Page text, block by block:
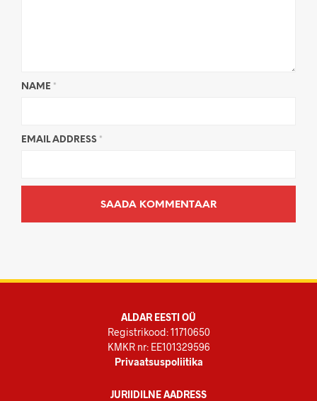
NAME *
EMAIL ADDRESS *
ALDAR EESTI OÜ
Registrikood: 11710650
KMKR nr: EE101329596
Privaatsuspoliitika
JURIIDILNE AADRESS